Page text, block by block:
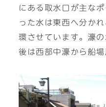
にある取水口が主な
った水は東西へ分か
環させています。濠
後は西部中濠から船場